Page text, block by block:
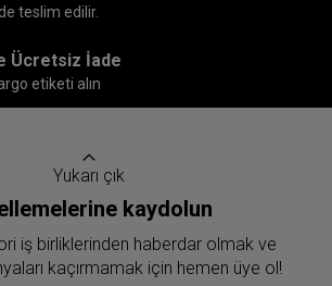
teslim edilir.
Ücretsiz İade
etiketi alın
Yukarı çık
kaydolun
iş birliklerinden haberdar olmak ve
kaçırmamak için hemen üye ol!